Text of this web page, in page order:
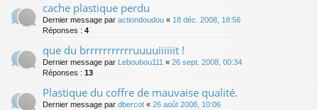
cache plastique perdu
Dernier message par actiondoudou « 18 déc. 2008, 18:56
Réponses : 4
que du brrrrrrrrrrruuuuiiiiiit !
Dernier message par Leboubou111 « 26 sept. 2008, 00:34
Réponses : 13
Plastique du coffre de mauvaise qualité.
Dernier message par dbercot « 26 août 2008, 10:06